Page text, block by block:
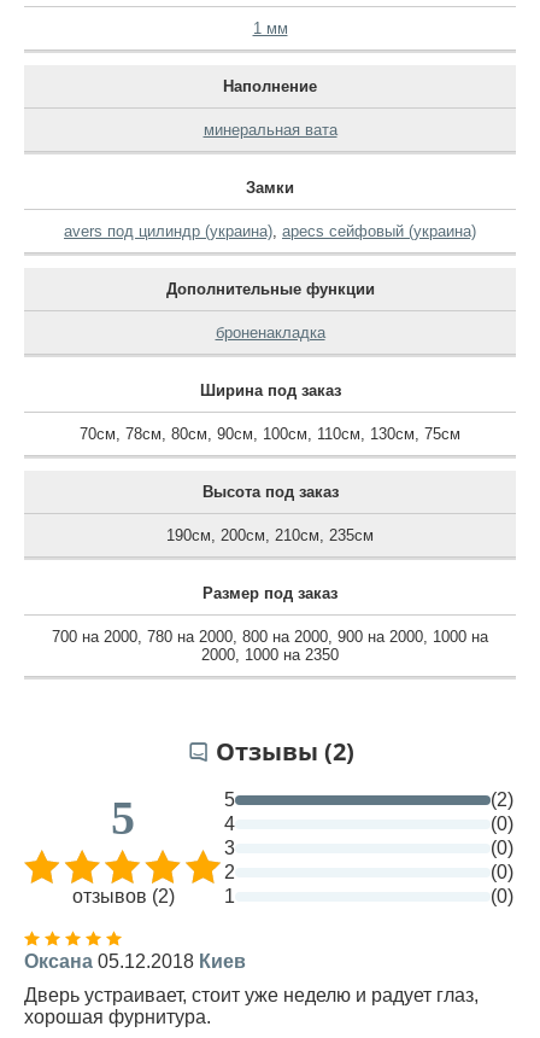
1 мм
Наполнение
минеральная вата
Замки
avers под цилиндр (украина), apecs сейфовый (украина)
Дополнительные функции
броненакладка
Ширина под заказ
70см, 78см, 80см, 90см, 100см, 110см, 130см, 75см
Высота под заказ
190см, 200см, 210см, 235см
Размер под заказ
700 на 2000, 780 на 2000, 800 на 2000, 900 на 2000, 1000 на
2000, 1000 на 2350
Отзывы (2)
5
отзывов (2)
5
(2)
4
(0)
3
(0)
2
(0)
1
(0)
Оксана 05.12.2018 Киев
Дверь устраивает, стоит уже неделю и радует глаз,
хорошая фурнитура.